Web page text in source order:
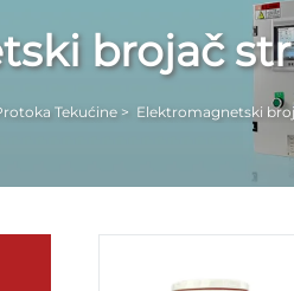
brojač
Tekućine > Elektromagnetski